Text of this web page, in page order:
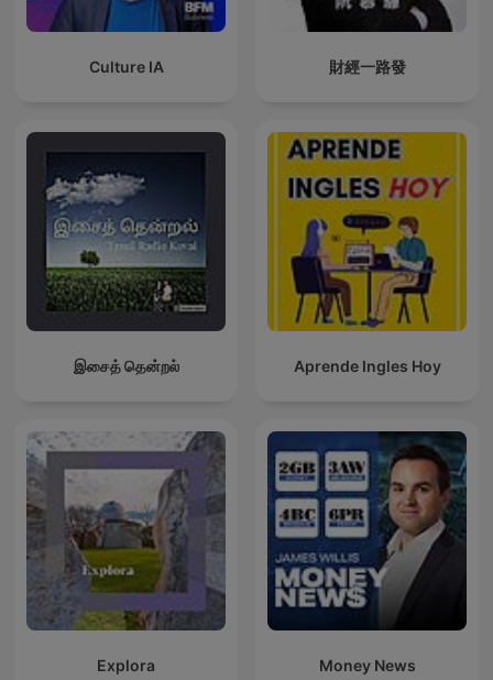
Culture IA 財經一路發
இசைத் தென்றல் Aprende Ingles Hoy
Explora Money News